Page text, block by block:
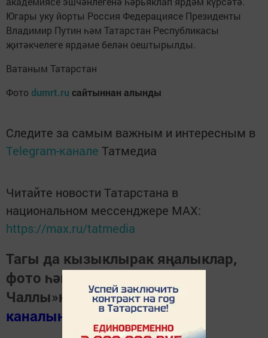
Югары уку йорты Россия Федерациясе Президенты
Владимир Путин һәм Татарстан Республикасы
җитәкчелеге ярдәме белән оештырылды.
Ватаным Татарстан
Фото dumrt.ru сайтыннан алынды
Следите за самым важным и интересным в
Telegram-канале Татмедиа
Читайте новости Татарстана в
национальном мессенджере MАХ:
https://max.ru/tatmedia
Тагы да кызыклырак яңалыклар,
фото һәм видеолар «Шәһри
Чаллы»ныңMAX
каналында
(язылыгыз).